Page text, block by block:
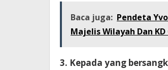
Baca juga: Pendeta
Majelis Wilayah Dan KD
3. Kepada yang